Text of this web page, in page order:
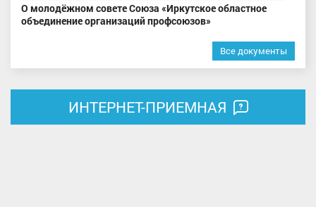
О молодёжном совете Союза «Иркутское областное
объединение организаций профсоюзов»
Все документы
ИНТЕРНЕТ-ПРИЕМНАЯ